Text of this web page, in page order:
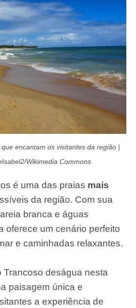
encantam os visitantes da região |
Wikimedia Commons
é uma das praias mais
da região. Com sua
branca e águas
oferece um cenário perfeito
e caminhadas relaxantes.
Trancoso deságua nesta
paisagem única e
a experiência de